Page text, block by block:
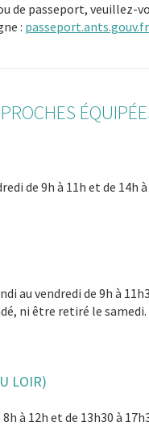
de passeport, veuillez-
: passeport.ants.gouv.fr
de 9h à 11h et de 14h
au vendredi de 9h à
ni être retiré le samedi.
LOIR)
à 12h et de 13h30 à